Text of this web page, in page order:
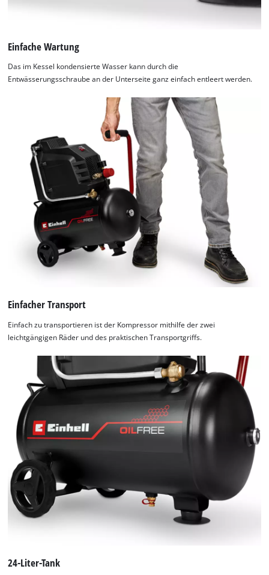
Einfache Wartung
Das im Kessel kondensierte Wasser kann durch die
Entwässerungsschraube an der Unterseite ganz einfach entleert werden.
Einfacher Transport
Einfach zu transportieren ist der Kompressor mithilfe der zwei
leichtgängigen Räder und des praktischen Transportgriffs.
24-Liter-Tank